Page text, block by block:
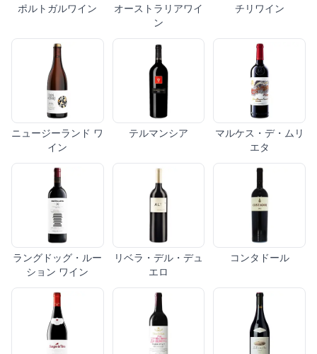
ポルトガルワイン
オーストラリアワイ
ン
チリワイン
ニュージーランド ワ
イン
テルマンシア
マルケス・デ・ムリ
エタ
ラングドッグ・ルー
ション ワイン
リベラ・デル・デュ
エロ
コンタドール